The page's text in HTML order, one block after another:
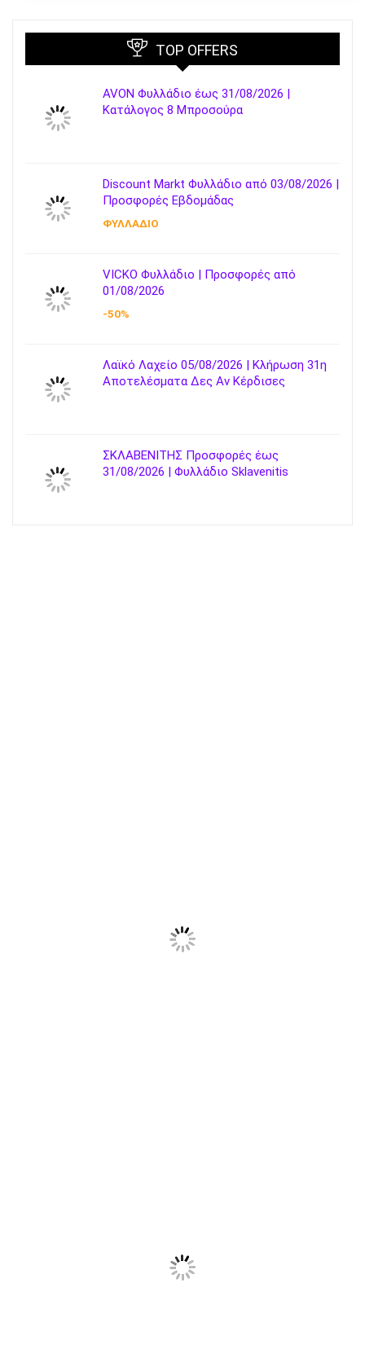
TOP OFFERS
AVON Φυλλάδιο έως 31/08/2026 |
Κατάλογος 8 Μπροσούρα
Discount Markt Φυλλάδιο από 03/08/2026 |
Προσφορές Εβδομάδας
ΦΥΛΛΑΔΙΟ
VICKO Φυλλάδιο | Προσφορές από
01/08/2026
-50%
Λαϊκό Λαχείο 05/08/2026 | Κλήρωση 31η
Αποτελέσματα Δες Αν Κέρδισες
ΣΚΛΑΒΕΝΙΤΗΣ Προσφορές έως
31/08/2026 | Φυλλάδιο Sklavenitis